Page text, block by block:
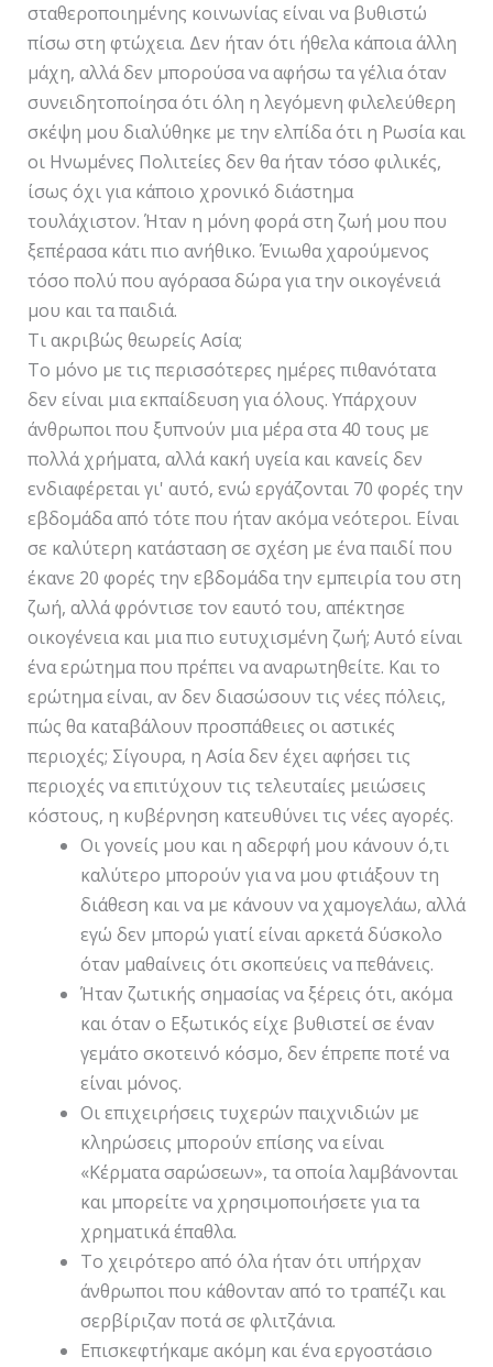
σταθεροποιημένης κοινωνίας είναι να βυθιστώ
πίσω στη φτώχεια. Δεν ήταν ότι ήθελα κάποια άλλη
μάχη, αλλά δεν μπορούσα να αφήσω τα γέλια όταν
συνειδητοποίησα ότι όλη η λεγόμενη φιλελεύθερη
σκέψη μου διαλύθηκε με την ελπίδα ότι η Ρωσία και
οι Ηνωμένες Πολιτείες δεν θα ήταν τόσο φιλικές,
ίσως όχι για κάποιο χρονικό διάστημα
τουλάχιστον. Ήταν η μόνη φορά στη ζωή μου που
ξεπέρασα κάτι πιο ανήθικο. Ένιωθα χαρούμενος
τόσο πολύ που αγόρασα δώρα για την οικογένειά
μου και τα παιδιά.
Τι ακριβώς θεωρείς Ασία;
Το μόνο με τις περισσότερες ημέρες πιθανότατα
δεν είναι μια εκπαίδευση για όλους. Υπάρχουν
άνθρωποι που ξυπνούν μια μέρα στα 40 τους με
πολλά χρήματα, αλλά κακή υγεία και κανείς δεν
ενδιαφέρεται γι' αυτό, ενώ εργάζονται 70 φορές την
εβδομάδα από τότε που ήταν ακόμα νεότεροι. Είναι
σε καλύτερη κατάσταση σε σχέση με ένα παιδί που
έκανε 20 φορές την εβδομάδα την εμπειρία του στη
ζωή, αλλά φρόντισε τον εαυτό του, απέκτησε
οικογένεια και μια πιο ευτυχισμένη ζωή; Αυτό είναι
ένα ερώτημα που πρέπει να αναρωτηθείτε. Και το
ερώτημα είναι, αν δεν διασώσουν τις νέες πόλεις,
πώς θα καταβάλουν προσπάθειες οι αστικές
περιοχές; Σίγουρα, η Ασία δεν έχει αφήσει τις
περιοχές να επιτύχουν τις τελευταίες μειώσεις
κόστους, η κυβέρνηση κατευθύνει τις νέες αγορές.
Οι γονείς μου και η αδερφή μου κάνουν ό,τι
καλύτερο μπορούν για να μου φτιάξουν τη
διάθεση και να με κάνουν να χαμογελάω, αλλά
εγώ δεν μπορώ γιατί είναι αρκετά δύσκολο
όταν μαθαίνεις ότι σκοπεύεις να πεθάνεις.
Ήταν ζωτικής σημασίας να ξέρεις ότι, ακόμα
και όταν ο Εξωτικός είχε βυθιστεί σε έναν
γεμάτο σκοτεινό κόσμο, δεν έπρεπε ποτέ να
είναι μόνος.
Οι επιχειρήσεις τυχερών παιχνιδιών με
κληρώσεις μπορούν επίσης να είναι
«Κέρματα σαρώσεων», τα οποία λαμβάνονται
και μπορείτε να χρησιμοποιήσετε για τα
χρηματικά έπαθλα.
Το χειρότερο από όλα ήταν ότι υπήρχαν
άνθρωποι που κάθονταν από το τραπέζι και
σερβίριζαν ποτά σε φλιτζάνια.
Επισκεφτήκαμε ακόμη και ένα εργοστάσιο